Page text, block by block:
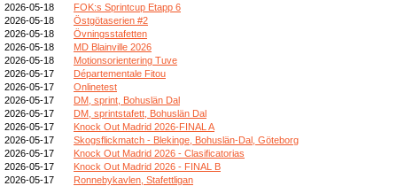
2026-05-18
FOK:s Sprintcup Etapp 6
2026-05-18
Östgötaserien #2
2026-05-18
Övningsstafetten
2026-05-18
MD Blainville 2026
2026-05-18
Motionsorientering Tuve
2026-05-17
Départementale Fitou
2026-05-17
Onlinetest
2026-05-17
DM, sprint, Bohuslän Dal
2026-05-17
DM, sprintstafett, Bohuslän Dal
2026-05-17
Knock Out Madrid 2026-FINAL A
2026-05-17
Skogsflickmatch - Blekinge, Bohuslän-Dal, Göteborg
2026-05-17
Knock Out Madrid 2026 - Clasificatorias
2026-05-17
Knock Out Madrid 2026 - FINAL B
2026-05-17
Ronnebykavlen, Stafettligan